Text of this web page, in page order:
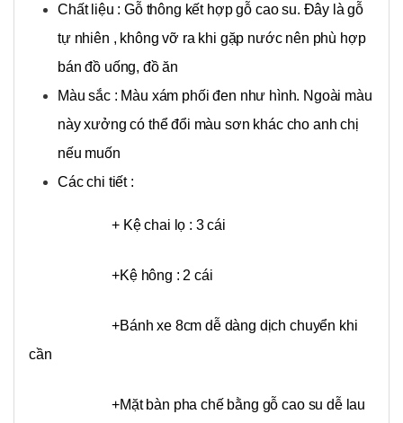
Chất liệu : Gỗ thông kết hợp gỗ cao su. Đây là gỗ
tự nhiên , không vỡ ra khi gặp nước nên phù hợp
bán đồ uống, đồ ăn
Màu sắc : Màu xám phối đen như hình. Ngoài màu
này xưởng có thể đổi màu sơn khác cho anh chị
nếu muốn
Các chi tiết :
+ Kệ chai lọ : 3 cái
+Kệ hông : 2 cái
+Bánh xe 8cm dễ dàng dịch chuyển khi
cần
+Mặt bàn pha chế bằng gỗ cao su dễ lau